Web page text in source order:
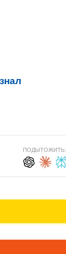
ПОДЫТОЖИТЬ: